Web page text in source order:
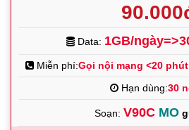
Data: 1GB/
Miễn phí:Gọi nội mạng <20
Hạn dùng:30
Soạn: V90CMO